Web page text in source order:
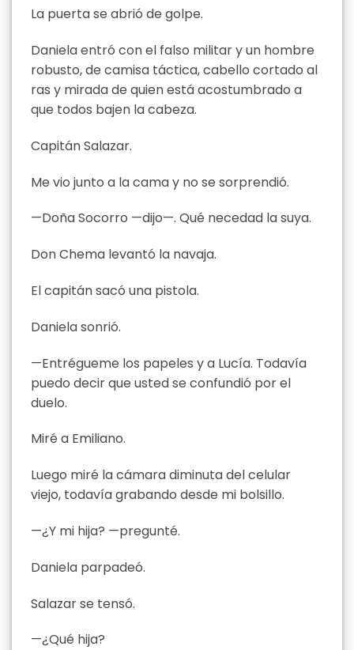
La puerta se abrió de golpe.
Daniela entró con el falso militar y un hombre
robusto, de camisa táctica, cabello cortado al
ras y mirada de quien está acostumbrado a
que todos bajen la cabeza.
Capitán Salazar.
Me vio junto a la cama y no se sorprendió.
—Doña Socorro —dijo—. Qué necedad la suya.
Don Chema levantó la navaja.
El capitán sacó una pistola.
Daniela sonrió.
—Entrégueme los papeles y a Lucía. Todavía
puedo decir que usted se confundió por el
duelo.
Miré a Emiliano.
Luego miré la cámara diminuta del celular
viejo, todavía grabando desde mi bolsillo.
—¿Y mi hija? —pregunté.
Daniela parpadeó.
Salazar se tensó.
—¿Qué hija?